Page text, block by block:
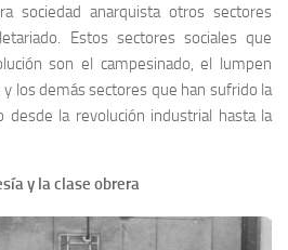
sociedad anarquista otros sectores
Estos sectores sociales que
son el campesinado, el lumpen
los demás sectores que han sufrido la
desde la revolución industrial hasta la
y la clase obrera